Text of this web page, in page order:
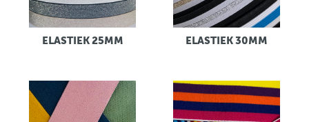
ELASTIEK 25MM ELASTIEK 30MM